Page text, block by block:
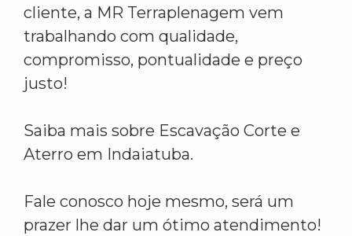
cliente, a MR Terraplenagem vem
trabalhando com qualidade,
compromisso, pontualidade e preço
justo!
Saiba mais sobre Escavação Corte e
Aterro em Indaiatuba.
Fale conosco hoje mesmo, será um
prazer lhe dar um ótimo atendimento!